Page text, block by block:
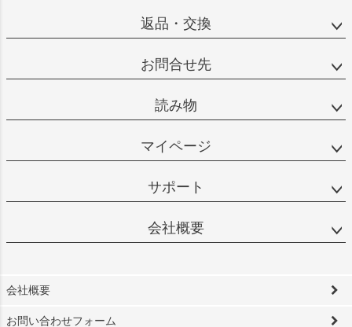
返品・交換
お問合せ先
読み物
マイページ
サポート
会社概要
会社概要
お問い合わせフォーム